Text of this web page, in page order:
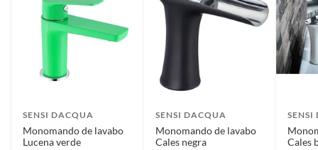
SENSI DACQUA
Monomando de lavabo
Lucena verde
SENSI DACQUA
Monomando de lavabo
Cales negra
SENSI
Cales